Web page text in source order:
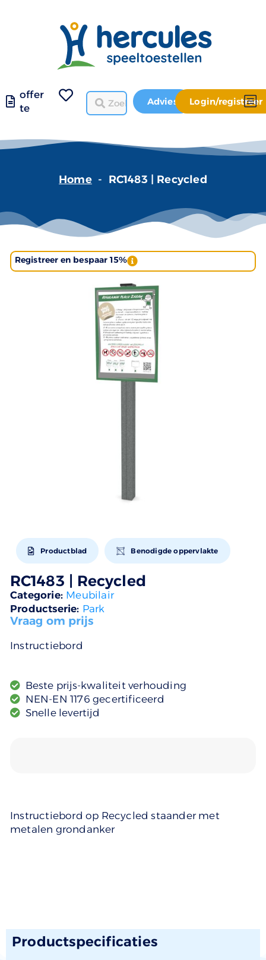
offer
te
Advies Login/registreer
Home - RC1483 | Recycled
Registreer en bespaar 15%
Productblad Benodigde oppervlakte
RC1483 | Recycled
Categorie: Meubilair
Productserie: Park
Vraag om prijs
Instructiebord
Beste prijs-kwaliteit verhouding
NEN-EN 1176 gecertificeerd
Snelle levertijd
Instructiebord op Recycled staander met
metalen grondanker
Productspecificaties